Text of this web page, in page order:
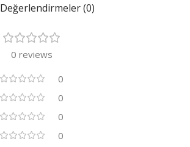
Değerlendirmeler (0)
0 reviews
0
0
0
0